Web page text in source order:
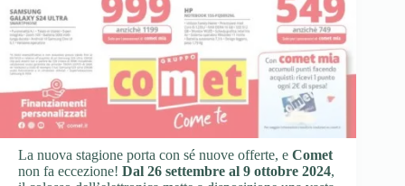
La nuova stagione porta con sé nuove offerte, e Comet
non fa eccezione! Dal 26 settembre al 9 ottobre 2024,